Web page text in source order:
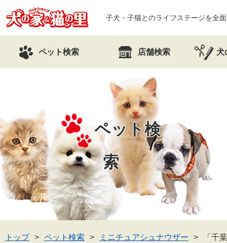
子犬・子猫とのライフステージを全
ペット検索 店舗検索 犬
ペット検
索
トップ ペット検索 ミニチュアシュナウザー 「千